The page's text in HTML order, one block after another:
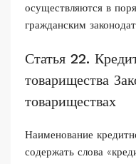
осуществляются в
гражданским
Статья 22.
товарищества
товариществах
Наименование
содержать слова